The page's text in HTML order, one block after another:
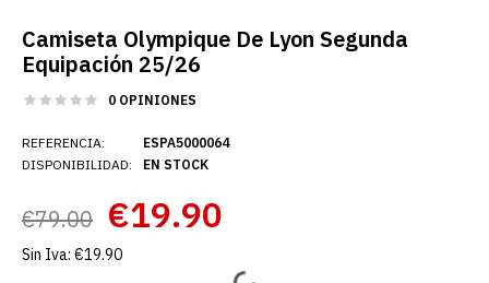
Camiseta Olympique De Lyon Segunda
Equipación 25/26
0 OPINIONES
REFERENCIA:
DISPONIBILIDAD:
ESPA5000064
EN STOCK
€79.00 €19.90
Sin Iva: €19.90